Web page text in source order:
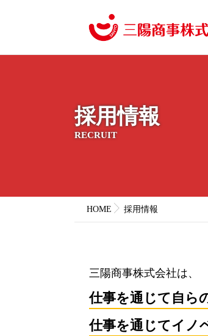
採用情報
RECRUIT
HOME 採用情報
三陽商事株式会社は、
仕事を通じて自ら
仕事を通じてイノ